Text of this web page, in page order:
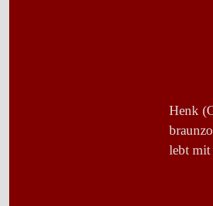
Henk
lebt